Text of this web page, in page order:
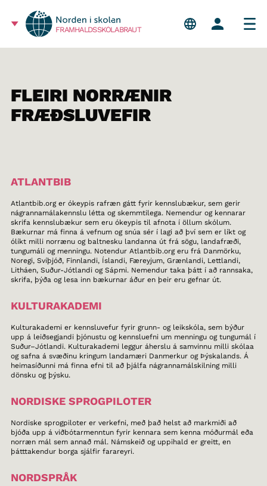
FRAMHALDSSKÓLABRAUT
FLEIRI NORRÆNIR
FRÆÐSLUVEFIR
ATLANTBIB
Atlantbib.org er ókeypis rafræn gátt fyrir kennslubækur, sem gerir
nágrannamálakennslu létta og skemmtilega. Nemendur og kennarar
skrifa kennslubækur sem eru ókeypis til afnota í öllum skólum.
Bækurnar má finna á vefnum og snúa sér í lagi að því sem er líkt og
ólíkt milli norrænu og baltnesku landanna út frá sögu, landafræði,
tungumáli og menningu. Notendur Atlantbib.org eru frá Danmörku,
Noregi, Svíþjóð, Finnlandi, Íslandi, Færeyjum, Grænlandi, Lettlandi,
Litháen, Suður-Jótlandi og Sápmi. Nemendur taka þátt í að rannsaka,
skrifa, þýða og lesa inn bækurnar áður en þeir eru gefnar út.
KULTURAKADEMI
Kulturakademi er kennsluvefur fyrir grunn- og leikskóla, sem býður
upp á leiðsegjandi þjónustu og kennsluefni um menningu og tungumál í
Suður–Jótlandi. Kulturakademi leggur áherslu á samvinnu milli skólaa
og safna á svæðinu kringum landamæri Danmerkur og Þýskalands. Á
heimasíðunni má finna efni til að þjálfa nágrannamálskilning milli
dönsku og þýsku.
NORDISKE SPROGPILOTER
Nordiske sprogpiloter er verkefni, með það helst að markmiði að
bjóða upp á viðbótarmenntun fyrir kennara sem kenna móðurmál eða
norræn mál sem annað mál. Námskeið og uppihald er greitt, en
þátttakendur borga sjálfir farareyri.
NORDSPRÅK